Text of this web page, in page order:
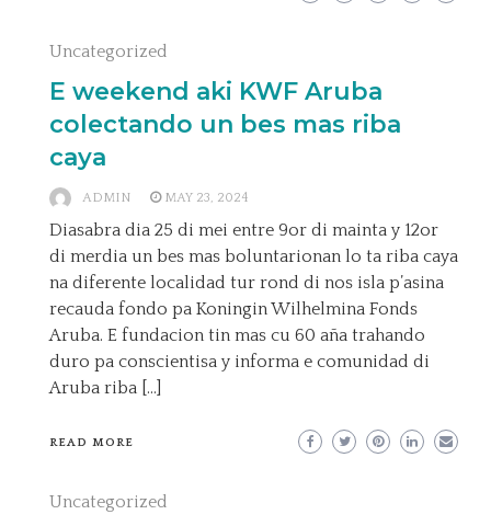
Uncategorized
E weekend aki KWF Aruba
colectando un bes mas riba
caya
ADMIN MAY 23, 2024
Diasabra dia 25 di mei entre 9or di mainta y 12or
di merdia un bes mas boluntarionan lo ta riba caya
na diferente localidad tur rond di nos isla p’asina
recauda fondo pa Koningin Wilhelmina Fonds
Aruba. E fundacion tin mas cu 60 aña trahando
duro pa conscientisa y informa e comunidad di
Aruba riba […]
READ MORE
Uncategorized